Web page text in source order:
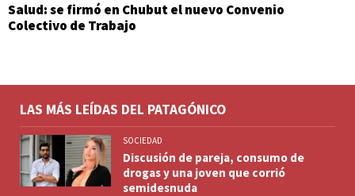
Salud: se firmó en Chubut el nuevo Convenio
Colectivo de Trabajo
LAS MÁS LEÍDAS DEL PATAGÓNICO
SOCIEDAD
Discusión de pareja, consumo de
drogas y una joven que corrió
semidesnuda